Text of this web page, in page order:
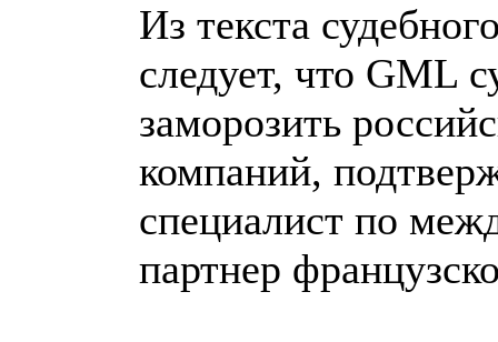
Из текста
следует, что GML
заморозить
компаний,
специалист по
партнер